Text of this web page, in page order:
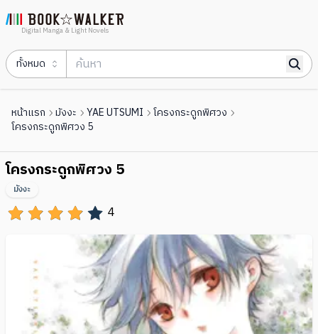
Digital Manga & Light Novels
ทั้งหมด
หน้าแรก มังงะ YAE UTSUMI
โครงกระดูกพิศวง
โครงกระดูกพิศวง 5
โครงกระดูกพิศวง 5
4
มังงะ